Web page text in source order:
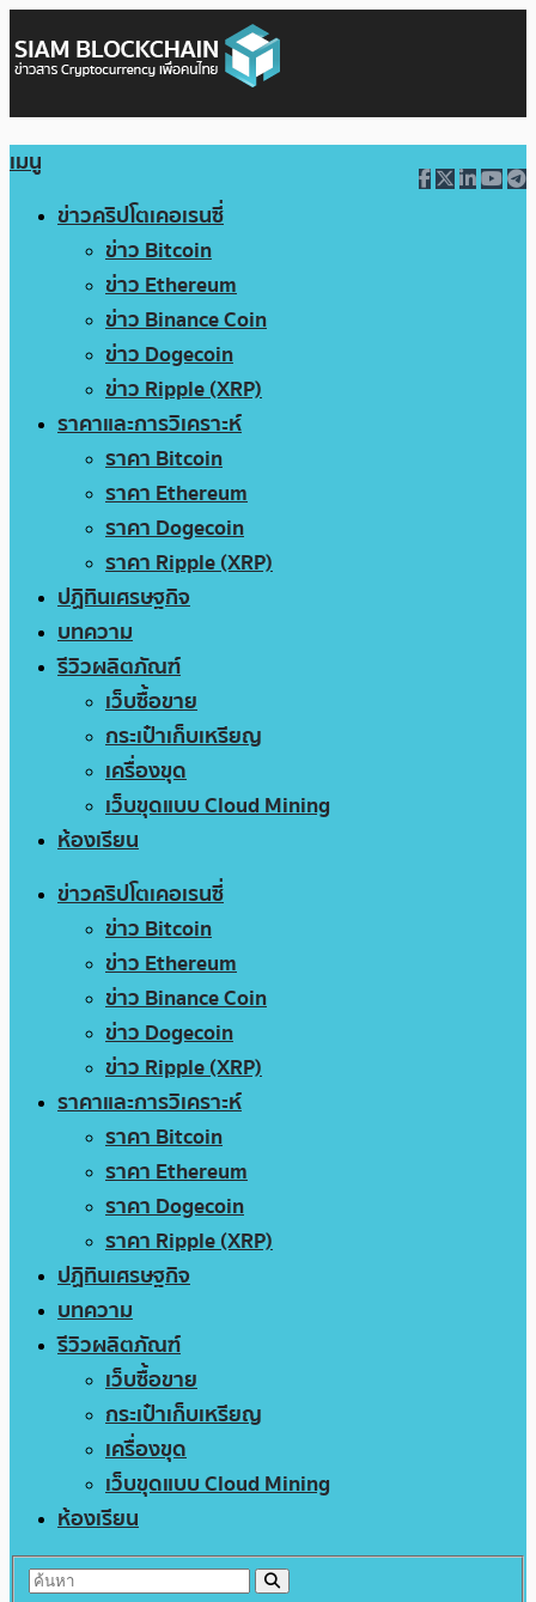
เมนู
ข่าวคริปโตเคอเรนซี่
ข่าว Bitcoin
ข่าว Ethereum
ข่าว Binance Coin
ข่าว Dogecoin
ข่าว Ripple (XRP)
ราคาและการวิเคราะห์
ราคา Bitcoin
ราคา Ethereum
ราคา Dogecoin
ราคา Ripple (XRP)
ปฏิทินเศรษฐกิจ
บทความ
รีวิวผลิตภัณฑ์
เว็บซื้อขาย
กระเป๋าเก็บเหรียญ
เครื่องขุด
เว็บขุดแบบ Cloud Mining
ห้องเรียน
ข่าวคริปโตเคอเรนซี่
ข่าว Bitcoin
ข่าว Ethereum
ข่าว Binance Coin
ข่าว Dogecoin
ข่าว Ripple (XRP)
ราคาและการวิเคราะห์
ราคา Bitcoin
ราคา Ethereum
ราคา Dogecoin
ราคา Ripple (XRP)
ปฏิทินเศรษฐกิจ
บทความ
รีวิวผลิตภัณฑ์
เว็บซื้อขาย
กระเป๋าเก็บเหรียญ
เครื่องขุด
เว็บขุดแบบ Cloud Mining
ห้องเรียน